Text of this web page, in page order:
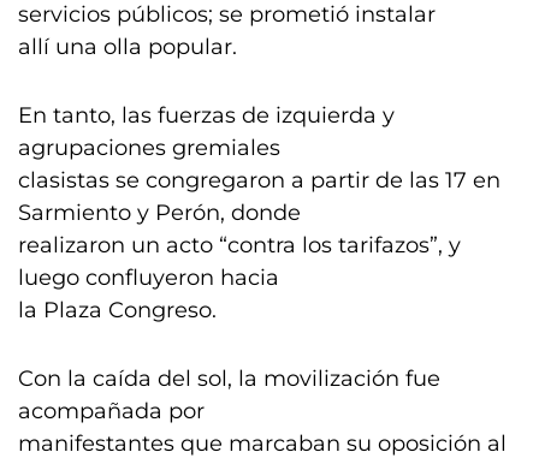
servicios públicos; se prometió instalar
allí una olla popular.
En tanto, las fuerzas de izquierda y
agrupaciones gremiales
clasistas se congregaron a partir de las 17 en
Sarmiento y Perón, donde
realizaron un acto “contra los tarifazos”, y
luego confluyeron hacia
la Plaza Congreso.
Con la caída del sol, la movilización fue
acompañada por
manifestantes que marcaban su oposición al